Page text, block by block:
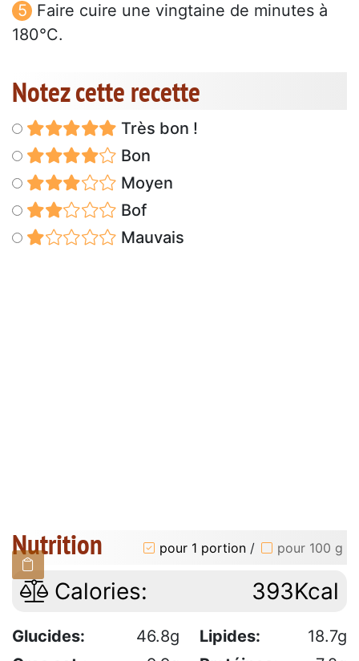
Faire cuire une vingtaine de minutes à
180°C.
Notez cette recette
Très bon !
Bon
Moyen
Bof
Mauvais
Nutrition pour 1 portion / pour 100 g
Calories: 393Kcal
Glucides: 46.8g Lipides:
18.7g